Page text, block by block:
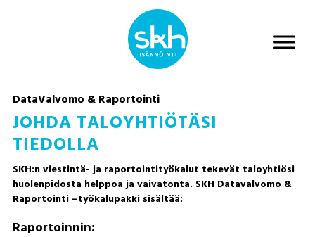
DataValvomo & Raportointi
JOHDA TALOYHTIÖTÄSI
TIEDOLLA
SKH:n viestintä- ja raportointityökalut tekevät taloyhtiösi
huolenpidosta helppoa ja vaivatonta. SKH Datavalvomo &
Raportointi –työkalupakki sisältää:
Raportoinnin: